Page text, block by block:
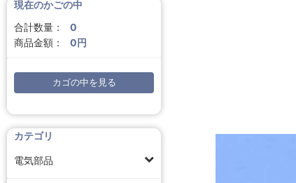
現在のかごの中
合計数量：
0
商品金額：
0円
カゴの中を見る
カテゴリ
電気部品